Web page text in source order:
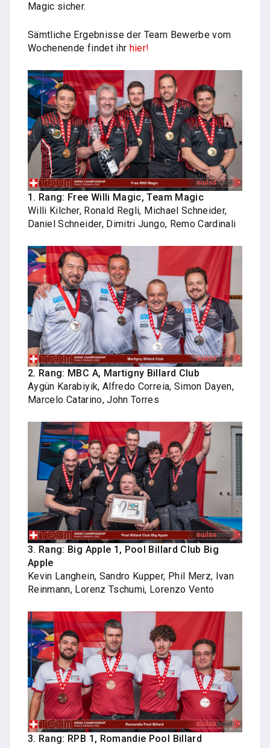
Magic sicher.
Sämtliche Ergebnisse der Team Bewerbe vom
Wochenende findet ihr hier!
1. Rang: Free Willi Magic, Team Magic
Willi Kilcher, Ronald Regli, Michael Schneider,
Daniel Schneider, Dimitri Jungo, Remo Cardinali
2. Rang: MBC A, Martigny Billard Club
Aygün Karabiyik, Alfredo Correia, Simon Dayen,
Marcelo Catarino, John Torres
3. Rang: Big Apple 1, Pool Billard Club Big
Apple
Kevin Langhein, Sandro Kupper, Phil Merz, Ivan
Reinmann, Lorenz Tschumi, Lorenzo Vento
3. Rang: RPB 1, Romandie Pool Billard